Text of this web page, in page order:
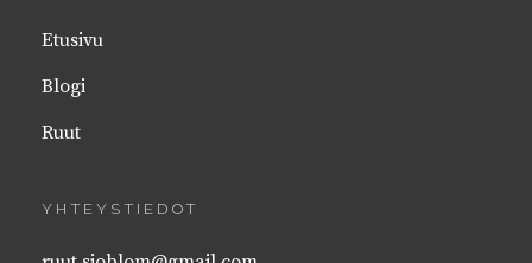
Etusivu
Blogi
Ruut
YHTEYSTIEDOT